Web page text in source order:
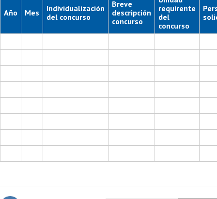
Año Mes
Individualización
del concurso
Breve
descripción
concurso
requirente
del
concurso